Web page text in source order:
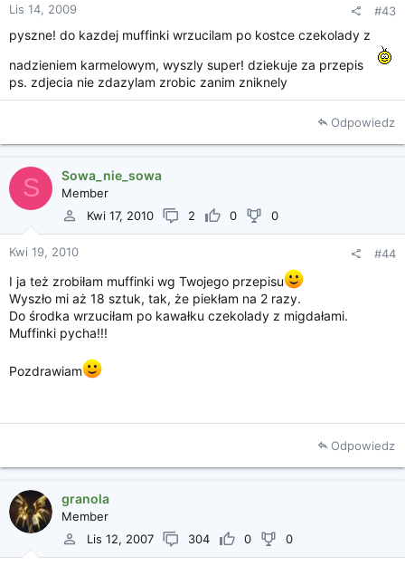
Lis 14, 2009 #43
pyszne! do kazdej muffinki wrzucilam po kostce czekolady z
nadzieniem karmelowym, wyszly super! dziekuje za przepis
ps. zdjecia nie zdazylam zrobic zanim zniknely
Odpowiedz
S Sowa_nie_sowa
Member
Kwi 17, 2010
2 0 0
Kwi 19, 2010 #44
I ja też zrobiłam muffinki wg Twojego przepisu
Wyszło mi aż 18 sztuk, tak, że piekłam na 2 razy.
Do środka wrzuciłam po kawałku czekolady z migdałami.
Muffinki pycha!!!
Pozdrawiam
Odpowiedz
granola
Member
Lis 12, 2007
304 0 0